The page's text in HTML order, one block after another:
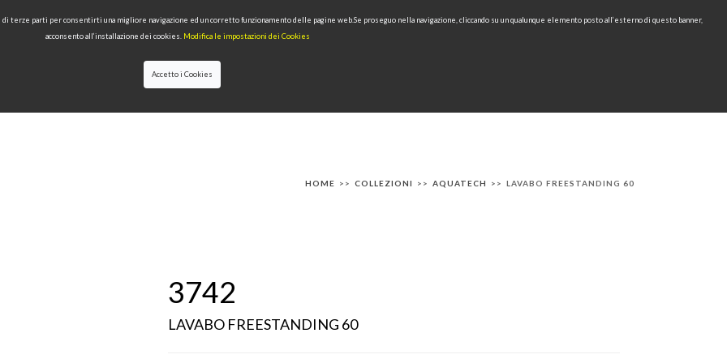
RU
HOME >> COLLEZIONI >> AQUATECH >> LAVABO FREESTANDING 60
3742
LAVABO FREESTANDING 60
parti per consentirti una migliore navigazione ed un corretto funzionamento delle pagine web.Se proseguo nella navigazione, cliccando su un qualunque elemento posto all’esterno di questo banner,
acconsento all’installazione dei cookies. Modifica le impostazioni dei Cookies
Accetto i Cookies